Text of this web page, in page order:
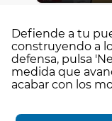
Defiende a tu
construyendo a
defensa, pulsa
medida que
acabar con los